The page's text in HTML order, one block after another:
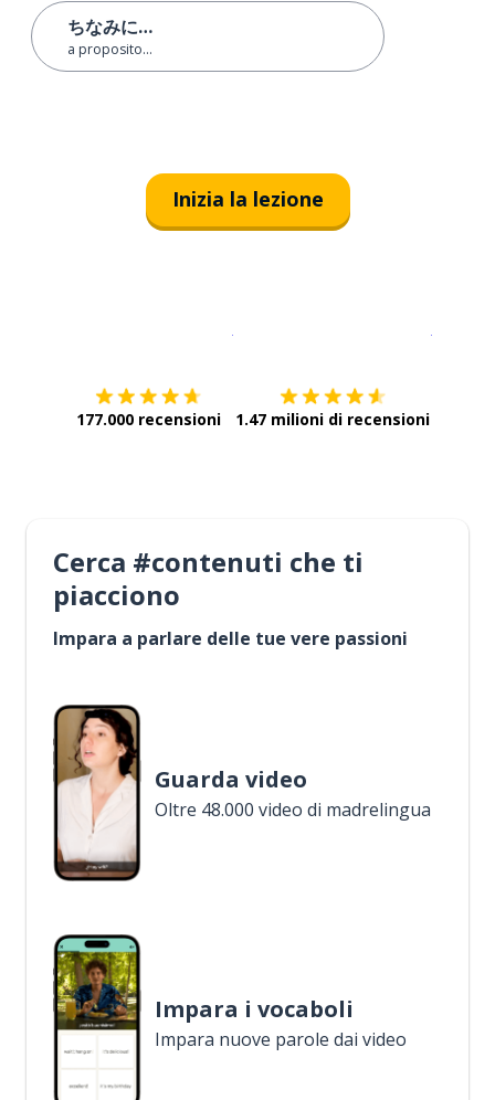
ちなみに…
a proposito…
Inizia la lezione
177.000 recensioni 1.47 milioni di recensioni
Cerca #contenuti che ti
piacciono
Impara a parlare delle tue vere passioni
Guarda video
Oltre 48.000 video di madrelingua
Impara i vocaboli
Impara nuove parole dai video